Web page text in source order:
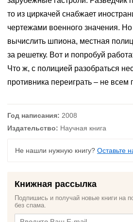
то из циркачей снабжает
чертежами военного значения.
вычислить шпиона, местная
за решетку. Вот и попробуй
Что ж, с полицией разобраться
противника переиграть – не
Год написания: 2008
Издательство: Научная книга
Не нашли нужную книгу? Оставьте
Книжная рассылка
Подпишись и получай новые книги на
без спама.